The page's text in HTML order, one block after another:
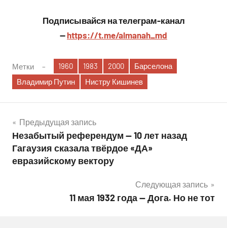
Подписывайся на телеграм-канал
— https://t.me/almanah_md
Метки 1960 1983 2000
Барселона
Владимир Путин
Нистру Кишинев
Навигация
по
записям
Предыдущая запись
Незабытый референдум — 10 лет назад
Гагаузия сказала твёрдое «ДА»
евразийскому вектору
Следующая запись
11 мая 1932 года — Дога. Но не тот